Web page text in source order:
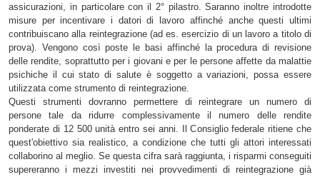
assicurazioni, in particolare con il 2° pilastro. Saranno inoltre introdotte
misure per incentivare i datori di lavoro affinché anche questi ultimi
contribuiscano alla reintegrazione (ad es. esercizio di un lavoro a titolo di
prova). Vengono così poste le basi affinché la procedura di revisione
delle rendite, soprattutto per i giovani e per le persone affette da malattie
psichiche il cui stato di salute è soggetto a variazioni, possa essere
utilizzata come strumento di reintegrazione.
Questi strumenti dovranno permettere di reintegrare un numero di
persone tale da ridurre complessivamente il numero delle rendite
ponderate di 12 500 unità entro sei anni. Il Consiglio federale ritiene che
quest'obiettivo sia realistico, a condizione che tutti gli attori interessati
collaborino al meglio. Se questa cifra sarà raggiunta, i risparmi conseguiti
supereranno i mezzi investiti nei provvedimenti di reintegrazione già